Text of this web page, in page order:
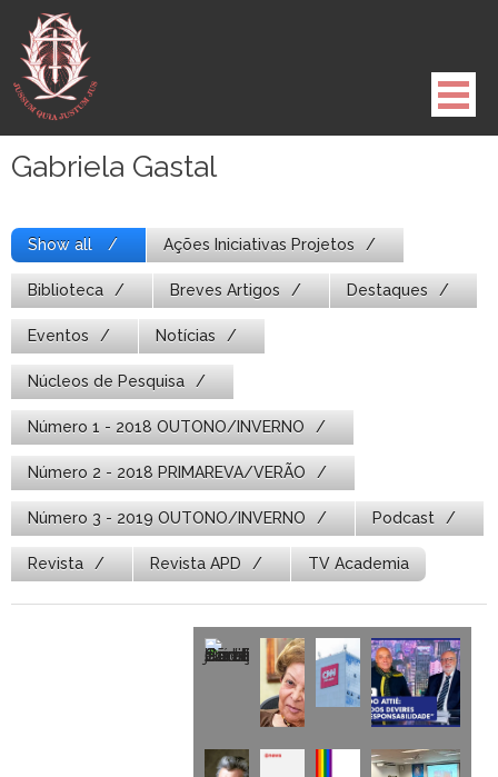
para
conteúdo
Gabriela Gastal
Show all Ações Iniciativas Projetos
Biblioteca Breves Artigos Destaques
Eventos Notícias
Núcleos de Pesquisa
Número 1 - 2018 OUTONO/INVERNO
Número 2 - 2018 PRIMAREVA/VERÃO
Número 3 - 2019 OUTONO/INVERNO Podcast
Revista Revista APD TV Academia